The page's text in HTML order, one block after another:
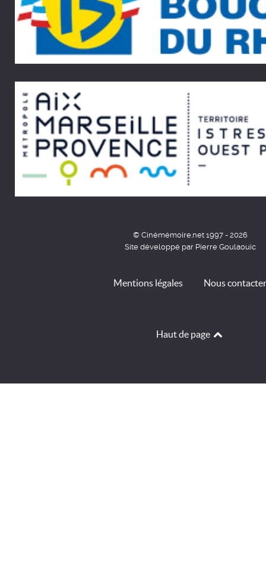
© Cinémémoire.net 1997 - 2026
Site développé par Pierre Goulaouic
Mentions légales Nous contacter
Haut de page